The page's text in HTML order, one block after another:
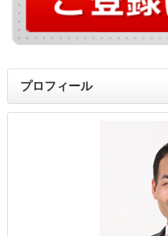
プロフィール